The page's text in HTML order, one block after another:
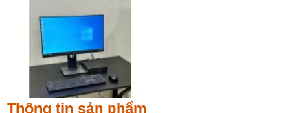
Thông tin sản phẩm